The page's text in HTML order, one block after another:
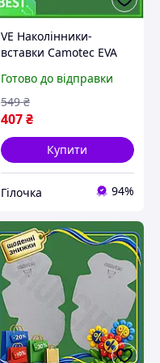
VE Наколінники-
вставки Camotec EVA
захисту колін тактичні
вставки для комфорту
N6W_VER
Готово до відправки
407₴
549 ₴
Купити
Гілочка 94%